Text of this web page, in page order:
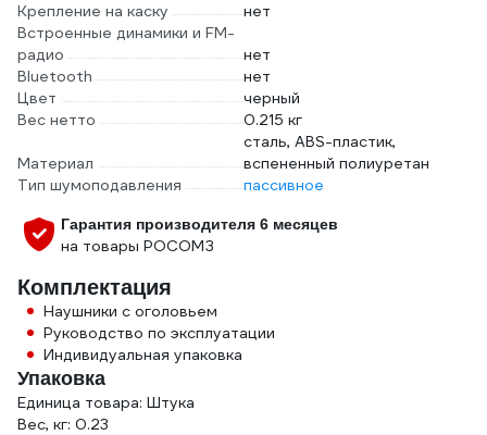
Крепление на каску
нет
Встроенные динамики и FM-
радио
нет
Bluetooth
нет
Цвет
черный
Вес нетто
0.215 кг
Материал
сталь, ABS-пластик,
вспененный полиуретан
Тип шумоподавления
пассивное
Гарантия производителя 6 месяцев
на товары РОСОМЗ
Комплектация
Наушники с оголовьем
Руководство по эксплуатации
Индивидуальная упаковка
Упаковка
Единица товара: Штука
Вес, кг: 0.23